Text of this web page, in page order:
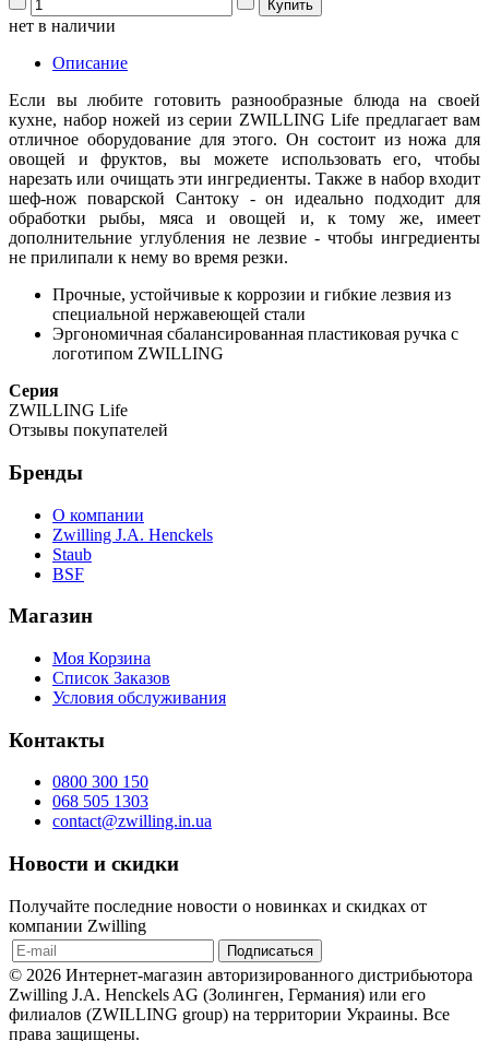
нет в наличии
Описание
Если вы любите готовить разнообразные блюда на своей
кухне, набор ножей из серии ZWILLING Life предлагает вам
отличное оборудование для этого. Он состоит из ножа для
овощей и фруктов, вы можете использовать его, чтобы
нарезать или очищать эти ингредиенты. Также в набор входит
шеф-нож поварской Сантоку - он идеально подходит для
обработки рыбы, мяса и овощей и, к тому же, имеет
дополнительние углубления не лезвие - чтобы ингредиенты
не прилипали к нему во время резки.
Прочные, устойчивые к коррозии и гибкие лезвия из
специальной нержавеющей стали
Эргономичная сбалансированная пластиковая ручка с
логотипом ZWILLING
Серия
ZWILLING Life
Отзывы покупателей
Бренды
О компании
Zwilling J.A. Henckels
Staub
BSF
Магазин
Моя Корзина
Список Заказов
Условия обслуживания
Контакты
0800 300 150
068 505 1303
contact@zwilling.in.ua
Новости и скидки
Получайте последние новости о новинках и скидках от
компании Zwilling
© 2026 Интернет-магазин авторизированного дистрибьютора
Zwilling J.A. Henckels AG (Золинген, Германия) или его
филиалов (ZWILLING group) на территории Украины. Все
права защищены.